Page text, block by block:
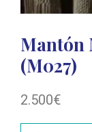
Mantón
(M027)
2.500€